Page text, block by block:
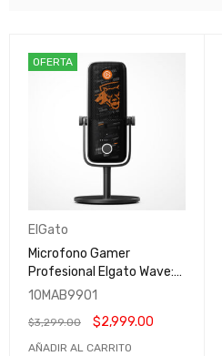
OFERTA
ElGato
Microfono Gamer
Profesional Elgato Wave:3
CALL OF DUTY BLACK OPS
por Streamlabs /
10MAB9901
10MAB9901
$3,299.00 $2,999.00
AÑADIR AL CARRITO